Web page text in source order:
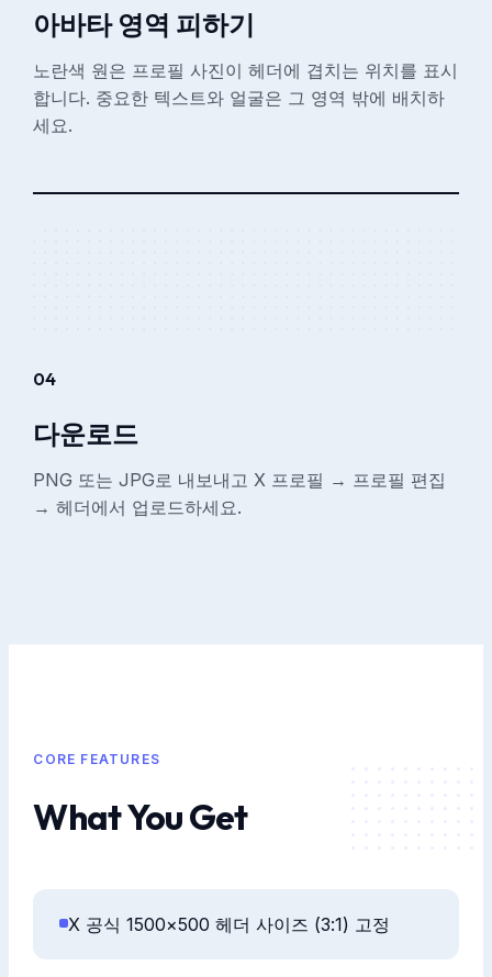
아바타 영역 피하기
노란색 원은 프로필 사진이 헤더에 겹치는 위치를 표시
합니다. 중요한 텍스트와 얼굴은 그 영역 밖에 배치하
세요.
04
다운로드
PNG 또는 JPG로 내보내고 X 프로필 → 프로필 편집
→ 헤더에서 업로드하세요.
CORE FEATURES
What You Get
X 공식 1500×500 헤더 사이즈 (3:1) 고정